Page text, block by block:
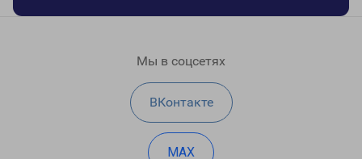
Мы в соцсетях
ВКонтакте
MAX